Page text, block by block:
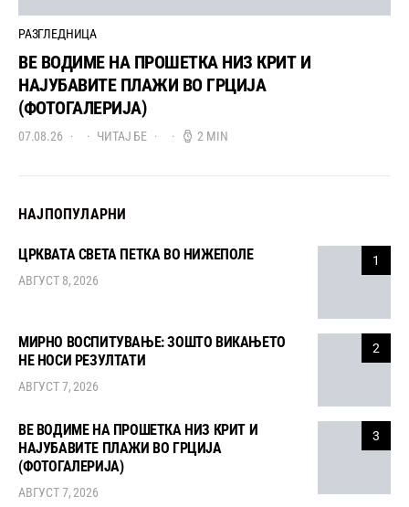
РАЗГЛЕДНИЦА
ВЕ ВОДИМЕ НА ПРОШЕТКА НИЗ КРИТ И
НАЈУБАВИТЕ ПЛАЖИ ВО ГРЦИЈА
(ФОТОГАЛЕРИЈА)
07.08.26 ЧИТАЈ БЕ 2 MIN
НАЈПОПУЛАРНИ
1
ЦРКВАТА СВЕТА ПЕТКА ВО НИЖЕПОЛЕ
АВГУСТ 8, 2026
2
МИРНО ВОСПИТУВАЊЕ: ЗОШТО ВИКАЊЕТО
НЕ НОСИ РЕЗУЛТАТИ
АВГУСТ 7, 2026
3
ВЕ ВОДИМЕ НА ПРОШЕТКА НИЗ КРИТ И
НАЈУБАВИТЕ ПЛАЖИ ВО ГРЦИЈА
(ФОТОГАЛЕРИЈА)
АВГУСТ 7, 2026